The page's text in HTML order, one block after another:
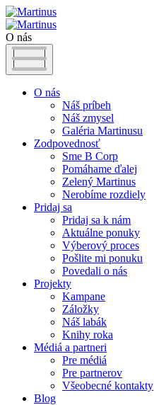
O nás
O nás
Náš príbeh
Náš zmysel
Galéria Martinusu
Zodpovednosť
Sme B Corp
Pomáhame ďalej
Zelený Martinus
Nerobíme rozdiely
Pridaj sa
Pridaj sa k nám
Aktuálne ponuky
Výberový proces
Pošlite mi ponuku
Povedali o nás
Projekty
Kampane
Záložky
Náš labák
Knihy roka
Médiá a partneri
Pre médiá
Pre partnerov
Všeobecné kontakty
Blog